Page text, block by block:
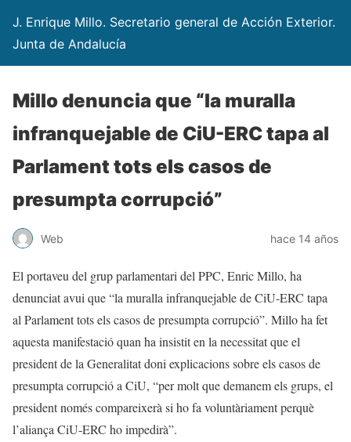
J. Enrique Millo. Secretario general de Acción Exterior.
Junta de Andalucía
Millo denuncia que “la muralla
infranquejable de CiU-ERC tapa al
Parlament tots els casos de
presumpta corrupció”
Web hace 14 años
El portaveu del grup parlamentari del PPC, Enric Millo, ha
denunciat avui que “la muralla infranquejable de CiU-ERC tapa
al Parlament tots els casos de presumpta corrupció”. Millo ha fet
aquesta manifestació quan ha insistit en la necessitat que el
president de la Generalitat doni explicacions sobre els casos de
presumpta corrupció a CiU, “per molt que demanem els grups, el
president només compareixerà si ho fa voluntàriament perquè
l’aliança CiU-ERC ho impedirà”.